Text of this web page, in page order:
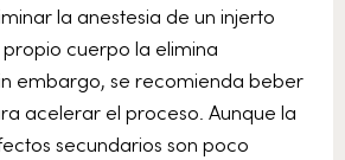
la anestesia de un injerto
cuerpo la elimina
embargo, se recomienda beber
acelerar el proceso. Aunque la
secundarios son poco